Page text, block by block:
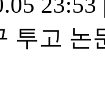
투고 논